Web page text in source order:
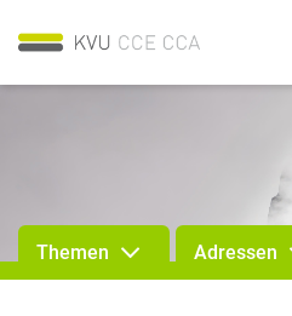
Themen Adressen